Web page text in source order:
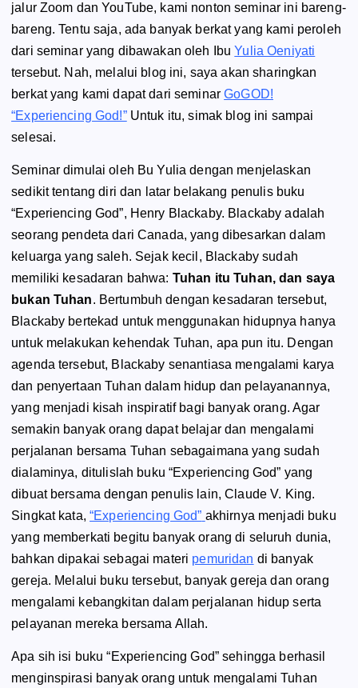
jalur Zoom dan YouTube, kami nonton seminar ini bareng-
bareng. Tentu saja, ada banyak berkat yang kami peroleh
dari seminar yang dibawakan oleh IbuYulia Oeniyati
tersebut. Nah, melalui blog ini, saya akan sharingkan
berkat yang kami dapat dari seminarGoGOD!
“Experiencing God!”Untuk itu, simak blog ini sampai
selesai.
Seminar dimulai oleh Bu Yulia dengan menjelaskan
sedikit tentang diri dan latar belakang penulis buku
“Experiencing God”, Henry Blackaby. Blackaby adalah
seorang pendeta dari Canada, yang dibesarkan dalam
keluarga yang saleh. Sejak kecil, Blackaby sudah
memiliki kesadaran bahwa: Tuhan itu Tuhan, dan saya
bukan Tuhan. Bertumbuh dengan kesadaran tersebut,
Blackaby bertekad untuk menggunakan hidupnya hanya
untuk melakukan kehendak Tuhan, apa pun itu. Dengan
agenda tersebut, Blackaby senantiasa mengalami karya
dan penyertaan Tuhan dalam hidup dan pelayanannya,
yang menjadi kisah inspiratif bagi banyak orang. Agar
semakin banyak orang dapat belajar dan mengalami
perjalanan bersama Tuhan sebagaimana yang sudah
dialaminya, ditulislah buku“Experiencing God” yang
dibuat bersama dengan penulis lain, Claude V. King.
Singkat kata,“Experiencing God” akhirnya menjadi buku
yang memberkati begitu banyak orang di seluruh dunia,
bahkan dipakai sebagai materi pemuridan di banyak
gereja. Melalui buku tersebut, banyak gereja dan orang
mengalami kebangkitan dalam perjalanan hidup serta
pelayanan mereka bersama Allah.
Apa sih isi buku“Experiencing God” sehingga berhasil
menginspirasi banyak orang untuk mengalami Tuhan